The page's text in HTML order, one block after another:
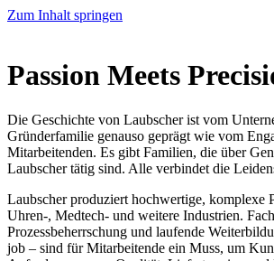
Zum Inhalt springen
Passion Meets
Die Geschichte von Laubscher ist vom
Gründerfamilie genauso geprägt wie vom
Mitarbeitenden. Es gibt Familien, die über
Laubscher tätig sind. Alle verbindet die
Laubscher produziert hochwertige, komplexe
Uhren-, Medtech- und weitere Industrien.
Prozessbeherrschung und laufende
job – sind für Mitarbeitende ein Muss, um